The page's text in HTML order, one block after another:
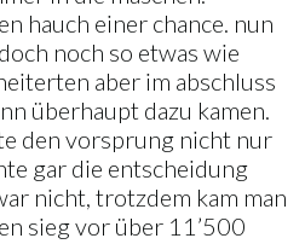
hauch einer chance. nun
noch so etwas wie
aber im abschluss
überhaupt dazu kamen.
den vorsprung nicht nur
gar die entscheidung
nicht, trotzdem kam man
sieg vor über 11’500